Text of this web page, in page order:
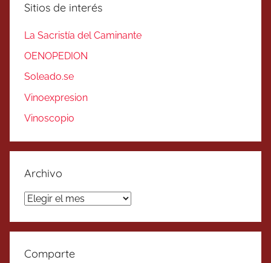
Sitios de interés
La Sacristía del Caminante
OENOPEDION
Soleado.se
Vinoexpresion
Vinoscopio
Archivo
Archivo
Comparte